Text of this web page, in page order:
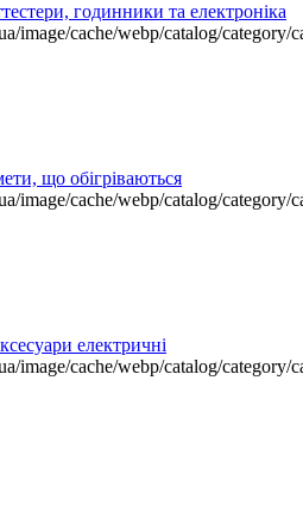
годинники та електроніка
image/cache/webp/catalog/category/
що обігріваються
image/cache/webp/catalog/category/
електричні
image/cache/webp/catalog/category/